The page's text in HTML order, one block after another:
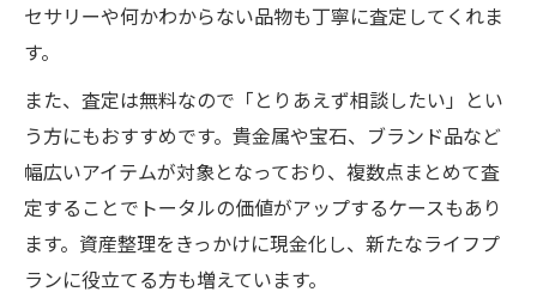
セサリーや何かわからない品物も丁寧に査定してくれま
す。
また、査定は無料なので「とりあえず相談したい」とい
う方にもおすすめです。貴金属や宝石、ブランド品など
幅広いアイテムが対象となっており、複数点まとめて査
定することでトータルの価値がアップするケースもあり
ます。資産整理をきっかけに現金化し、新たなライフプ
ランに役立てる方も増えています。